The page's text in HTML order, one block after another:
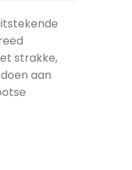
strakke,
aan